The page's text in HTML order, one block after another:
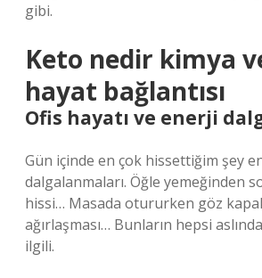
gibi.
Keto nedir kimya
hayat bağlantısı
Ofis hayatı ve enerji
Gün içinde en çok hissettiğim şey
dalgalanmaları. Öğle yemeğinden
hissi… Masada otururken göz
ağırlaşması… Bunların hepsi
ilgili.